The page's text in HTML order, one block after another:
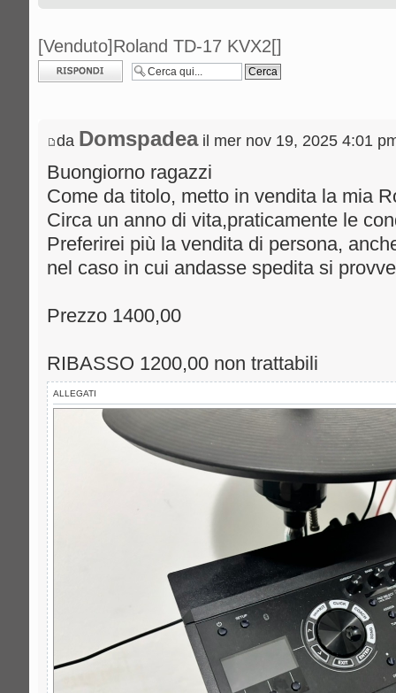
[Venduto]Roland TD-17 KVX2[]
Rispondi al
messaggio
da Domspadeail mer nov 19, 2025 4:01
Buongiorno ragazzi
Come da titolo, metto in vendita la mia
Circa un anno di vita,praticamente le
Preferirei più la vendita di persona,
nel caso in cui andasse spedita si
Prezzo 1400,00
RIBASSO 1200,00 non trattabili
ALLEGATI